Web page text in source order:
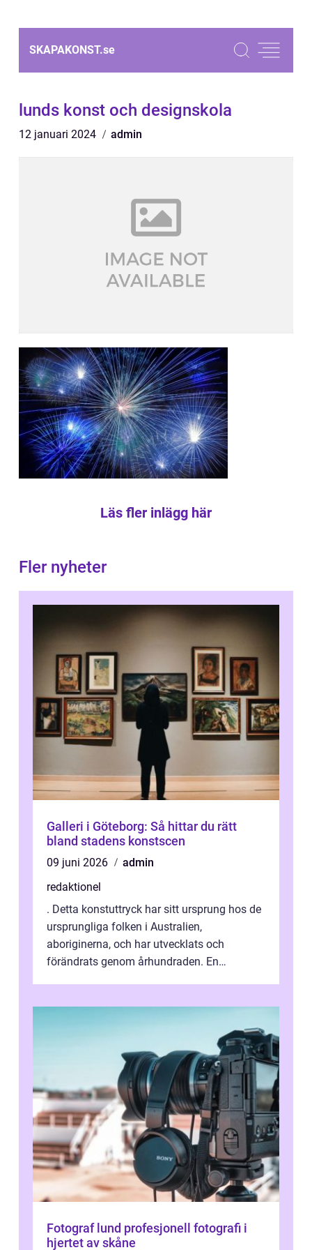
SKAPAKONST.se
lunds konst och designskola
12 januari 2024 admin
Läs fler inlägg här
Fler nyheter
Galleri i Göteborg: Så hittar du rätt
bland stadens konstscen
09 juni 2026
admin
redaktionel
. Detta konstuttryck har sitt ursprung hos de
ursprungliga folken i Australien,
aboriginerna, och har utvecklats och
förändrats genom århundraden. En
Fotograf lund profesjonell fotografi i
hjertet av skåne